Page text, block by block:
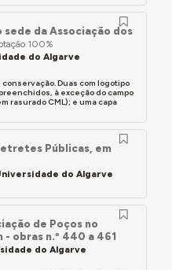
da Associação dos
100%
do Algarve
Duas com logotipo
à exceção do campo
rasurado CML); e uma capa
Públicas, em
do Algarve
de Poços no
obras n.º 440 a 461
do Algarve